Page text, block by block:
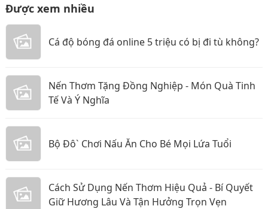
Được xem nhiều
Cá độ bóng đá online 5 triệu có bị đi tù không?
Nến Thơm Tặng Đồng Nghiệp - Món Quà Tinh
Tế Và Ý Nghĩa
Bộ Đô` Chơi Nấu Ăn Cho Bé Mọi Lứa Tuổi
Cách Sử Dụng Nến Thơm Hiệu Quả - Bí Quyết
Giữ Hương Lâu Và Tận Hưởng Trọn Vẹn